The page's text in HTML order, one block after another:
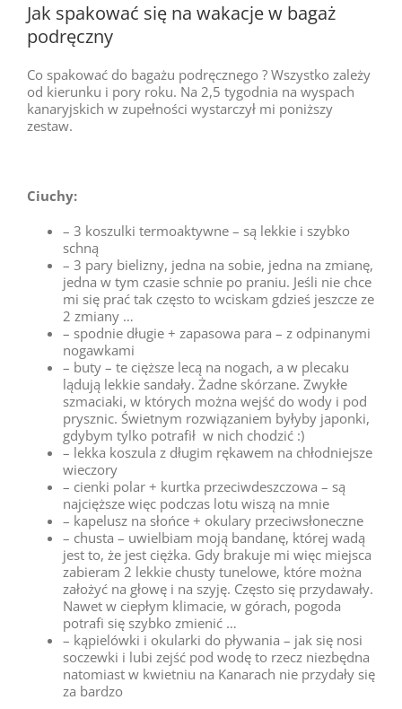
Jak spakować się na wakacje w bagaż
podręczny
Co spakować do bagażu podręcznego ? Wszystko zależy
od kierunku i pory roku. Na 2,5 tygodnia na wyspach
kanaryjskich w zupełności wystarczył mi poniższy
zestaw.
Ciuchy:
– 3 koszulki termoaktywne – są lekkie i szybko
schną
– 3 pary bielizny, jedna na sobie, jedna na zmianę,
jedna w tym czasie schnie po praniu. Jeśli nie chce
mi się prać tak często to wciskam gdzieś jeszcze ze
2 zmiany …
– spodnie długie + zapasowa para – z odpinanymi
nogawkami
– buty – te cięższe lecą na nogach, a w plecaku
lądują lekkie sandały. Żadne skórzane. Zwykłe
szmaciaki, w których można wejść do wody i pod
prysznic. Świetnym rozwiązaniem byłyby japonki,
gdybym tylko potrafił w nich chodzić :)
– lekka koszula z długim rękawem na chłodniejsze
wieczory
– cienki polar + kurtka przeciwdeszczowa – są
najcięższe więc podczas lotu wiszą na mnie
– kapelusz na słońce + okulary przeciwsłoneczne
– chusta – uwielbiam moją bandanę, której wadą
jest to, że jest ciężka. Gdy brakuje mi więc miejsca
zabieram 2 lekkie chusty tunelowe, które można
założyć na głowę i na szyję. Często się przydawały.
Nawet w ciepłym klimacie, w górach, pogoda
potrafi się szybko zmienić …
– kąpielówki i okularki do pływania – jak się nosi
soczewki i lubi zejść pod wodę to rzecz niezbędna
natomiast w kwietniu na Kanarach nie przydały się
za bardzo